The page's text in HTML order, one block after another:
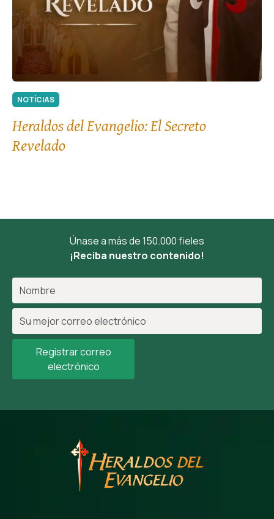
NOTÍCIAS
Heraldos del Evangelio: El Secreto
Revelado
Únase a más de 150.000 fieles
¡Reciba nuestro contenido!
Registrar correo
electrónico